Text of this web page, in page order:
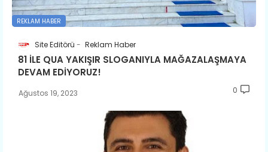
REKLAM HABER
Site Editörü Reklam Haber
81 İLE QUA YAKIŞIR SLOGANIYLA MAĞAZALAŞMAYA
DEVAM EDİYORUZ!
Ağustos 19, 2023 0